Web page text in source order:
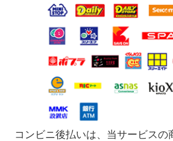
コンビニ後払いは、当サービスの